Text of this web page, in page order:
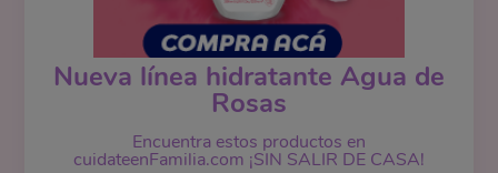
Nueva línea hidratante Agua de
Rosas
Encuentra estos productos en
cuidateenFamilia.com ¡SIN SALIR DE CASA!